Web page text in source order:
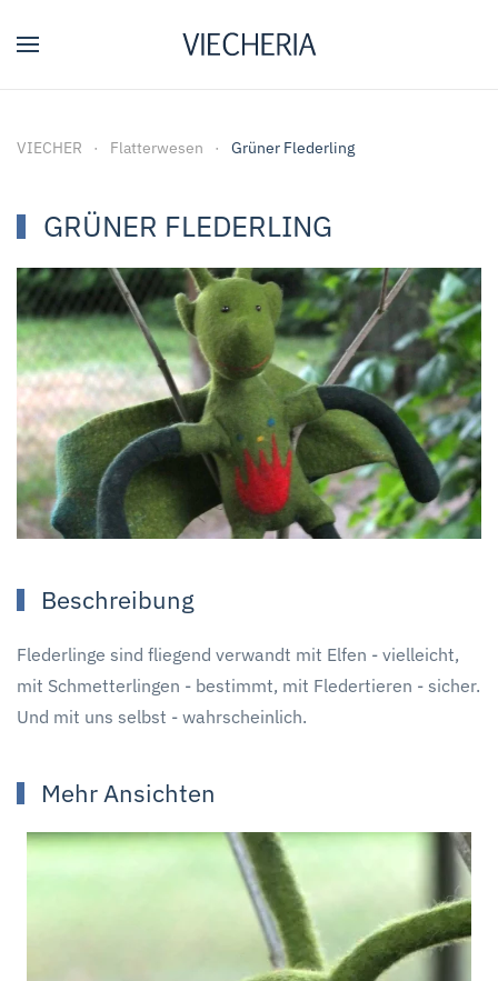
VIECHER Flatterwesen Grüner Flederling
GRÜNER FLEDERLING
Beschreibung
Flederlinge sind fliegend verwandt mit Elfen - vielleicht,
mit Schmetterlingen - bestimmt, mit Fledertieren - sicher.
Und mit uns selbst - wahrscheinlich.
Mehr Ansichten